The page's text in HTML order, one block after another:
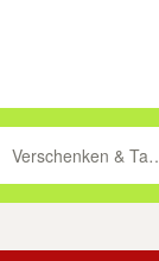
um zu suchen,
Verschenken &